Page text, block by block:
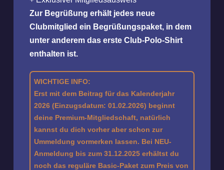
Zur Begrüßung erhält jedes neue
Clubmitglied ein Begrüßungspaket, in dem
unter anderem das erste Club-Polo-Shirt
enthalten ist.
WICHTIGE INFO:
Erst mit dem Beitrag für das Kalenderjahr
2026 (Einzugsdatum: 01.02.2026) beginnt
deine Premium-Mitgliedschaft, natürlich
kannst du dich vorher aber schon zur
Ummeldung vormerken lassen. Bei NEU-
Anmeldung bis zum 31.12.2025 erhältst du
noch das reguläre Basic-Paket zum Preis von